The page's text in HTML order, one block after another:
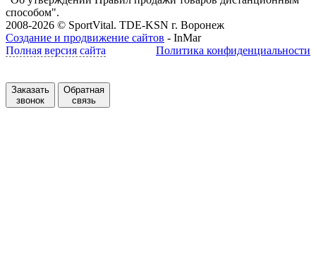
способом".
2008-2026 © SportVital. TDE-KSN г. Воронеж
Создание и продвижение сайтов - InMar
Политика конфиденциальности
Полная версия сайта
Заказать
звонок
Обратная
связь